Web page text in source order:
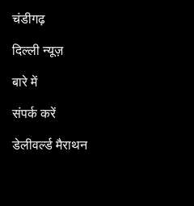
चंडीगढ़
दिल्ली न्यूज़
बारे में
संपर्क करें
डेलीवर्ल्ड मैराथन